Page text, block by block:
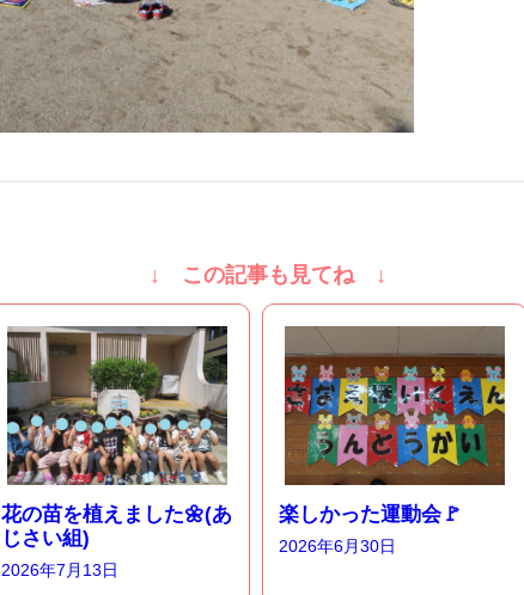
↓ この記事も見てね ↓
花の苗を植えました🌼(あ
じさい組)
2026年7月13日
楽しかった運動会🚩
2026年6月30日